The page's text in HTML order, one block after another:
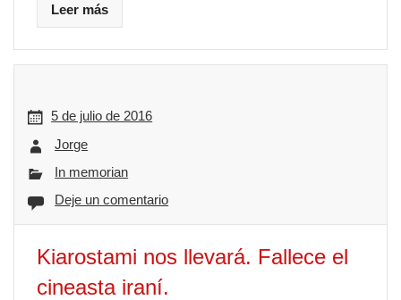
Leer más
5 de julio de 2016
Jorge
In memorian
Deje un comentario
Kiarostami nos llevará. Fallece el
cineasta iraní.